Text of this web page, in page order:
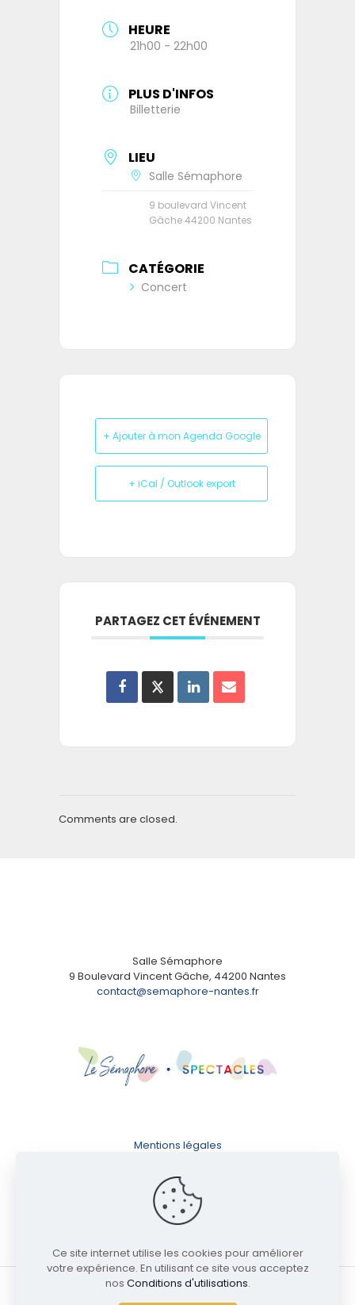
HEURE
21h00 - 22h00
PLUS D'INFOS
Billetterie
LIEU
Salle Sémaphore
9 boulevard Vincent
Gâche 44200 Nantes
CATÉGORIE
Concert
+ Ajouter à mon Agenda Google
+ iCal / Outlook export
PARTAGEZ CET ÉVÉNEMENT
Comments are closed.
Salle Sémaphore
9 Boulevard Vincent Gâche, 44200 Nantes
contact@semaphore-nantes.fr
Mentions légales
Politique de confidentialité
Ce site internet utilise les cookies pour améliorer
votre expérience. En utilisant ce site vous acceptez
nos Conditions d'utilisations.